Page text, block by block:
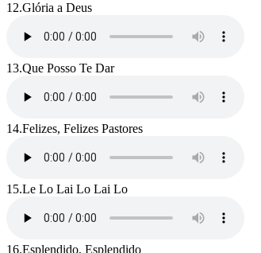
12.Glória a Deus
13.Que Posso Te Dar
14.Felizes, Felizes Pastores
15.Le Lo Lai Lo Lai Lo
16.Esplendido, Esplendido